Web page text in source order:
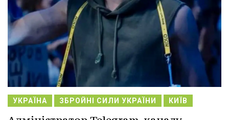
УКРАЇНА ЗБРОЙНІ СИЛИ УКРАЇНИ КИЇВ